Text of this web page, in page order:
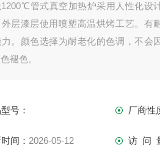
管式真空加热炉采用人性化设
层漆层使用喷塑高温烘烤工艺。有
。颜色选择为耐老化的色调，不会
褪色。
号： 厂商性
间： 2026-05-12 访 问